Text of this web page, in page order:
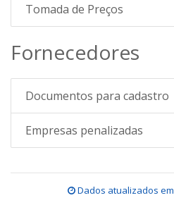
Tomada de Preços
Fornecedores
Documentos para cadastro
Empresas penalizadas
Dados atualizados em